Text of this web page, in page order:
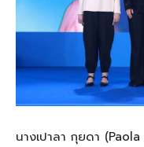
นางเปาลา กุยดา